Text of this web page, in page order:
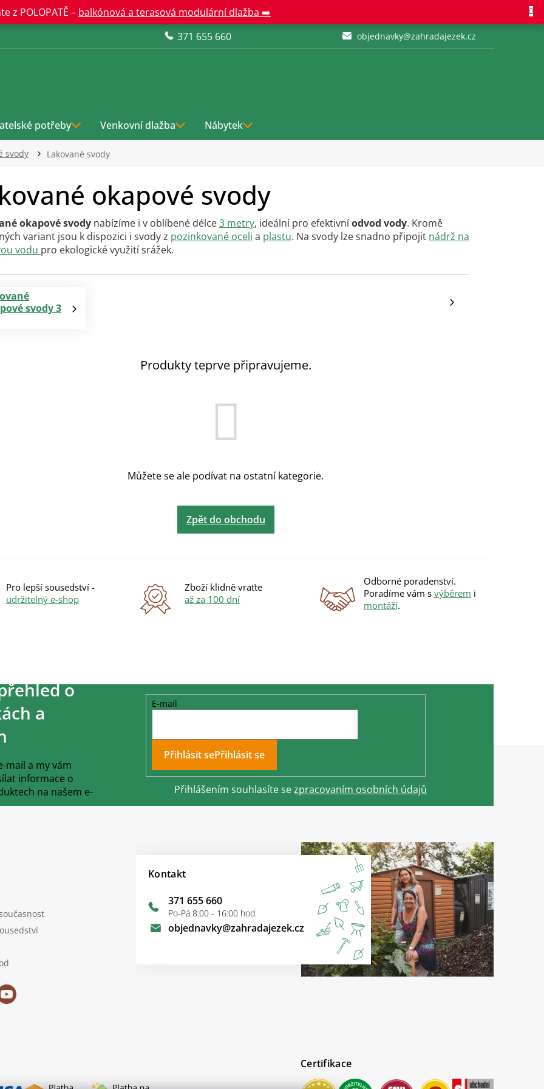
z POLOPATĚ – balkónová a terasová modulární dlažba ➡️
371 655 660
objednavky@zahradajezek.cz
potřeby Venkovní dlažba Nábytek
svody Lakované svody
okapové svody
okapové svody nabízíme i v oblíbené délce3 metry, ideální pro efektivníodvod vody. Kromě
variant jsou k dispozici i svody z pozinkované oceli a plastu. Na svody lze snadno připojit nádrž na
vodu pro ekologické využití srážek.
svody 3
Produkty teprve připravujeme.
Můžete se ale podívat na ostatní kategorie.
Zpět do obchodu
Pro lepší sousedství -
udržitelný e-shop
Zboží klidně vraťte
až za 100 dní
Odborné poradenství.
Poradíme vám s výběrem i
montáží.
o
a
mail a my vám
informace o
na našem e-
E-mail
Přihlásit se
Přihlášením souhlasíte sezpracovaním osobních údajů
Kontakt
objednavky@zahradajezek.cz
371 655 660
Po-Pá 8:00 - 16:00 hod.
Certifikace